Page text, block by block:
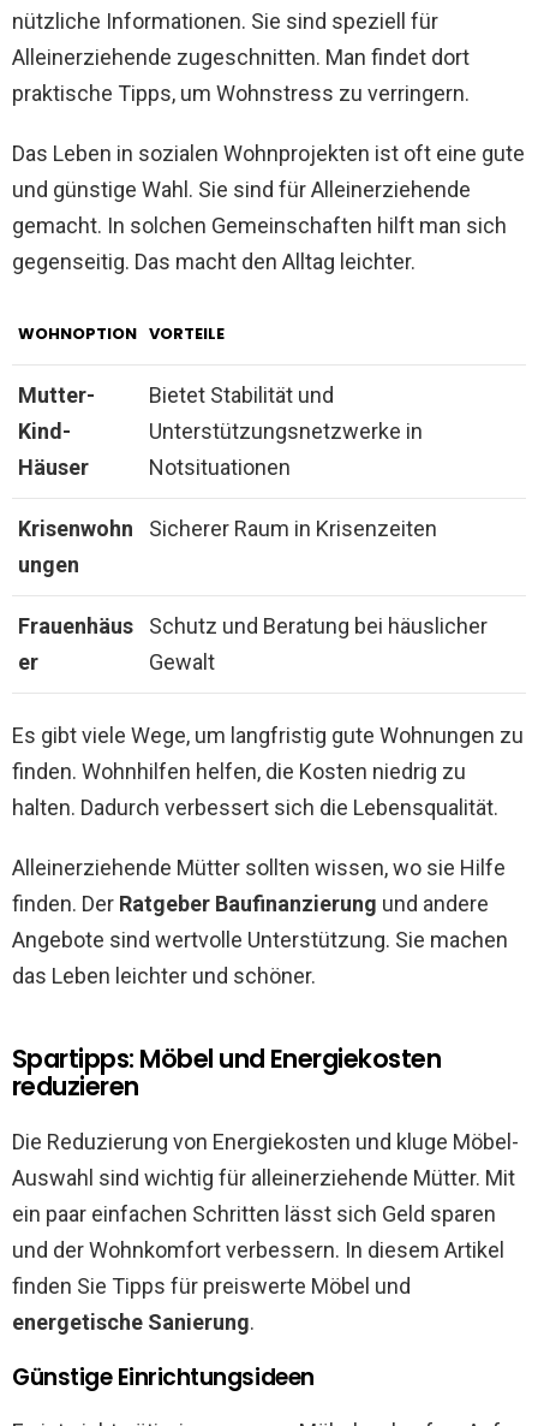
nützliche Informationen. Sie sind speziell für
Alleinerziehende zugeschnitten. Man findet dort
praktische Tipps, um Wohnstress zu verringern.
Das Leben in sozialen Wohnprojekten ist oft eine gute
und günstige Wahl. Sie sind für Alleinerziehende
gemacht. In solchen Gemeinschaften hilft man sich
gegenseitig. Das macht den Alltag leichter.
WOHNOPTION VORTEILE
Mutter-
Kind-
Häuser
Bietet Stabilität und
Unterstützungsnetzwerke in
Notsituationen
Krisenwohn
ungen
Sicherer Raum in Krisenzeiten
Frauenhäus
er
Schutz und Beratung bei häuslicher
Gewalt
Es gibt viele Wege, um langfristig gute Wohnungen zu
finden. Wohnhilfen helfen, die Kosten niedrig zu
halten. Dadurch verbessert sich die Lebensqualität.
Alleinerziehende Mütter sollten wissen, wo sie Hilfe
finden. Der Ratgeber Baufinanzierung und andere
Angebote sind wertvolle Unterstützung. Sie machen
das Leben leichter und schöner.
Spartipps: Möbel und Energiekosten
reduzieren
Die Reduzierung von Energiekosten und kluge Möbel-
Auswahl sind wichtig für alleinerziehende Mütter. Mit
ein paar einfachen Schritten lässt sich Geld sparen
und der Wohnkomfort verbessern. In diesem Artikel
finden Sie Tipps für preiswerte Möbel und
energetische Sanierung.
Günstige Einrichtungsideen